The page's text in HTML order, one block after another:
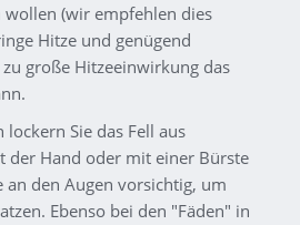
(wir empfehlen dies
Hitze und genügend
große Hitzeeinwirkung das
lockern Sie das Fell aus
der Hand oder mit einer Bürste
an den Augen vorsichtig, um
Ebenso bei den "Fäden" in